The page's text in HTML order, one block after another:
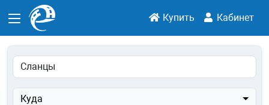
Купить Кабинет
Куда